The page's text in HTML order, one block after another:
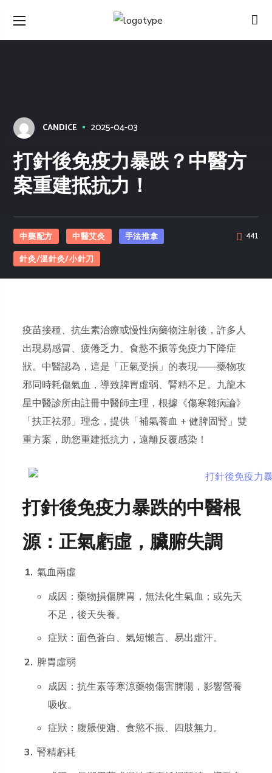
CANDICE 2025-04-03
打針後免疫力暴跌？中醫方
案重建抵抗力！
中藥配方 中醫艾灸
手法推拿
針灸/溫針灸/小針刀
441
疫苗接種、抗生素治療或慢性病藥物注射後，許多人
出現易感冒、疲倦乏力、食慾不振等免疫力下降症
狀。中醫認為，這是「正氣受損」的表現——藥物攻
邪同時耗傷氣血，導致脾胃虛弱、腎精不足。九龍木
星中醫診所由註冊中醫師主理，根據《傷寒雜病論》
「扶正祛邪」理念，提供「補氣養血 + 健脾固腎」雙
重方案，助您重建抵抗力，遠離反覆感染！
打針後免疫力暴跌的中醫根
源：正氣虧虛，臟腑失調
氣血兩虛
成因：藥物損傷脾胃，無法化生氣血；或先天
不足，後天失養。
症狀：面色蒼白、氣短懶言、易出虛汗。
脾胃虛弱
成因：抗生素等寒涼藥物傷害脾陽，影響營養
吸收。
症狀：腹脹便溏、食慾不振、四肢無力。
腎精虧耗